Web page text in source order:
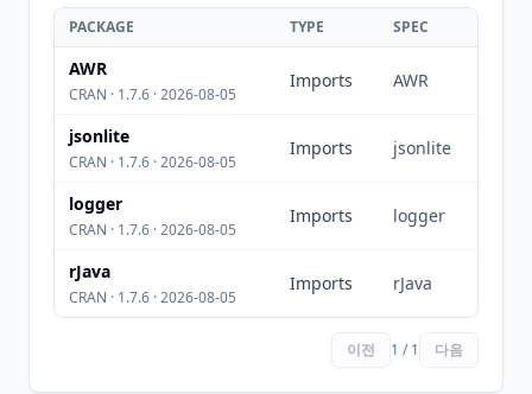
PACKAGE TYPE SPEC
AWR
CRAN · 1.7.6 · 2026-08-05
Imports AWR
jsonlite
CRAN · 1.7.6 · 2026-08-05
Imports jsonlite
logger
CRAN · 1.7.6 · 2026-08-05
Imports logger
rJava
CRAN · 1.7.6 · 2026-08-05
Imports rJava
이전 1 / 1 다음